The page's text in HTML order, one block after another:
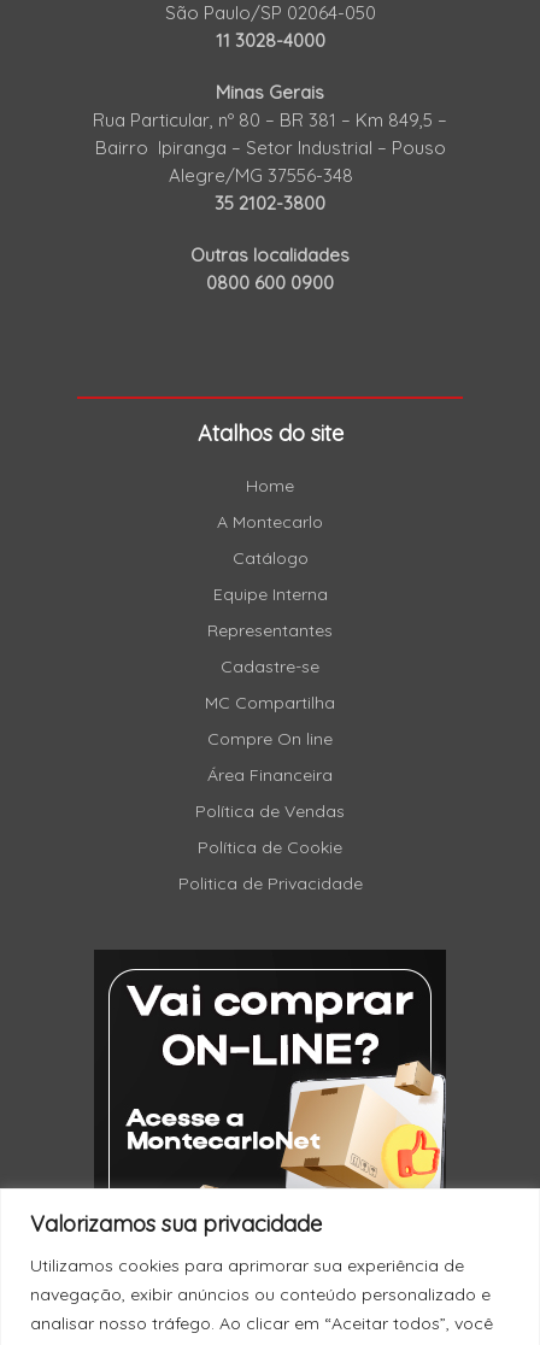
Valorizamos sua privacidade
Utilizamos cookies para aprimorar sua experiência de
navegação, exibir anúncios ou conteúdo personalizado e
analisar nosso tráfego. Ao clicar em “Aceitar todos”, você
São Paulo/SP 02064-050
11 3028-4000
Minas Gerais
Rua Particular, nº 80 – BR 381 – Km 849,5 –
Bairro Ipiranga – Setor Industrial – Pouso
Alegre/MG 37556-348
35 2102-3800
Outras localidades
0800 600 0900
Atalhos do site
Home
A Montecarlo
Catálogo
Equipe Interna
Representantes
Cadastre-se
MC Compartilha
Compre On line
Área Financeira
Política de Vendas
Política de Cookie
Politica de Privacidade